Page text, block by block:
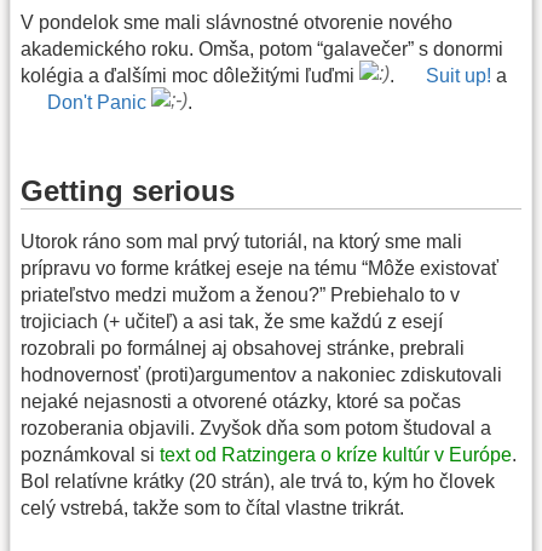
V pondelok sme mali slávnostné otvorenie nového
akademického roku. Omša, potom “galavečer” s donormi
kolégia a ďalšími moc dôležitými ľuďmi
. Suit up! a
Don't Panic
.
Getting serious
Utorok ráno som mal prvý tutoriál, na ktorý sme mali
prípravu vo forme krátkej eseje na tému “Môže existovať
priateľstvo medzi mužom a ženou?” Prebiehalo to v
trojiciach (+ učiteľ) a asi tak, že sme každú z esejí
rozobrali po formálnej aj obsahovej stránke, prebrali
hodnovernosť (proti)argumentov a nakoniec zdiskutovali
nejaké nejasnosti a otvorené otázky, ktoré sa počas
rozoberania objavili. Zvyšok dňa som potom študoval a
poznámkoval si text od Ratzingera o kríze kultúr v Európe.
Bol relatívne krátky (20 strán), ale trvá to, kým ho človek
celý vstrebá, takže som to čítal vlastne trikrát.